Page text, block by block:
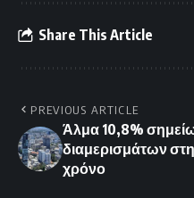
Share This Article
PREVIOUS ARTICLE
Άλμα 10,8%
διαμερισμάτων
χρόνο